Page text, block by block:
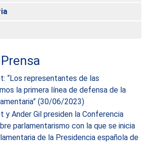
“Los representantes de las
la primera línea de defensa de la
(30/06/2023)
y Ander Gil presiden la Conferencia
parlamentarismo con la que se inicia
de la Presidencia española de